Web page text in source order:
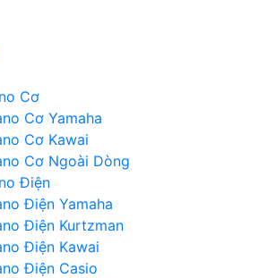
Cơ
Cơ Yamaha
Cơ Kawai
Cơ Ngoài Dòng
Điện
Điện Yamaha
Điện Kurtzman
Điện Kawai
Điện Casio